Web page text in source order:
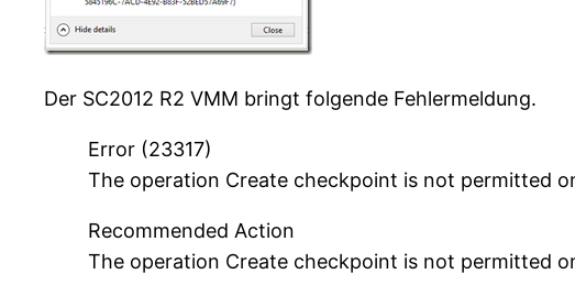
Der SC2012 R2 VMM bringt folgende Fehlermeldung.
Error (23317)
The operation Create checkpoint is not permitted
Recommended Action
The operation Create checkpoint is not permitted